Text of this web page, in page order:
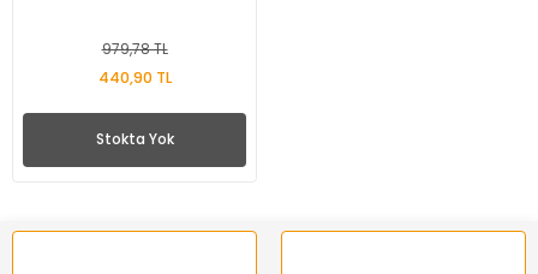
979,78 TL
440,90 TL
Stokta Yok